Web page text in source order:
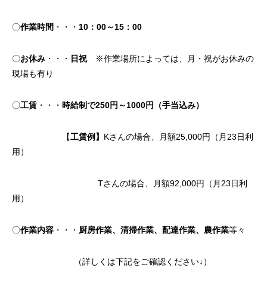
〇作業時間 ・・・ 10：00～15：00
〇お休み ・・・ 日祝※作業場所によっては、月・祝がお休みの
現場も有り
〇工賃 ・・・ 時給制で250円～1000円（手当込み）
【工賃例】 Kさんの場合、月額25,000円（月23日利
用）
Tさんの場合、月額92,000円（月23日利
用）
〇作業内容 ・・・ 厨房作業、清掃作業、配達作業、農作業等々
（詳しくは下記をご確認ください↓）